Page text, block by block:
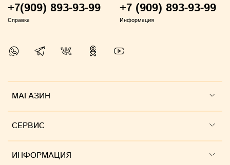
МАГАЗИН
СЕРВИС
ИНФОРМАЦИЯ
+7(909) 893-93-99
Справка
+7 (909) 893-93-99
Информация